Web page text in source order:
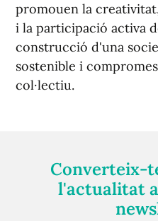
promouen la
i la participació activa
construcció d'una
sostenible i
col·lectiu.
Converteix-
l'actualitat